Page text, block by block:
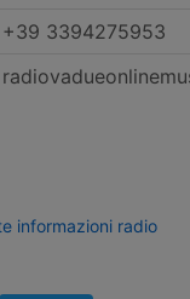
+39 3394275953
informazioni radio